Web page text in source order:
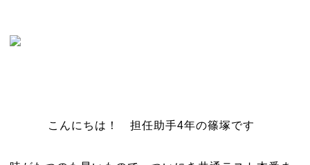
こんにちは！ 担任助手4年の篠塚です